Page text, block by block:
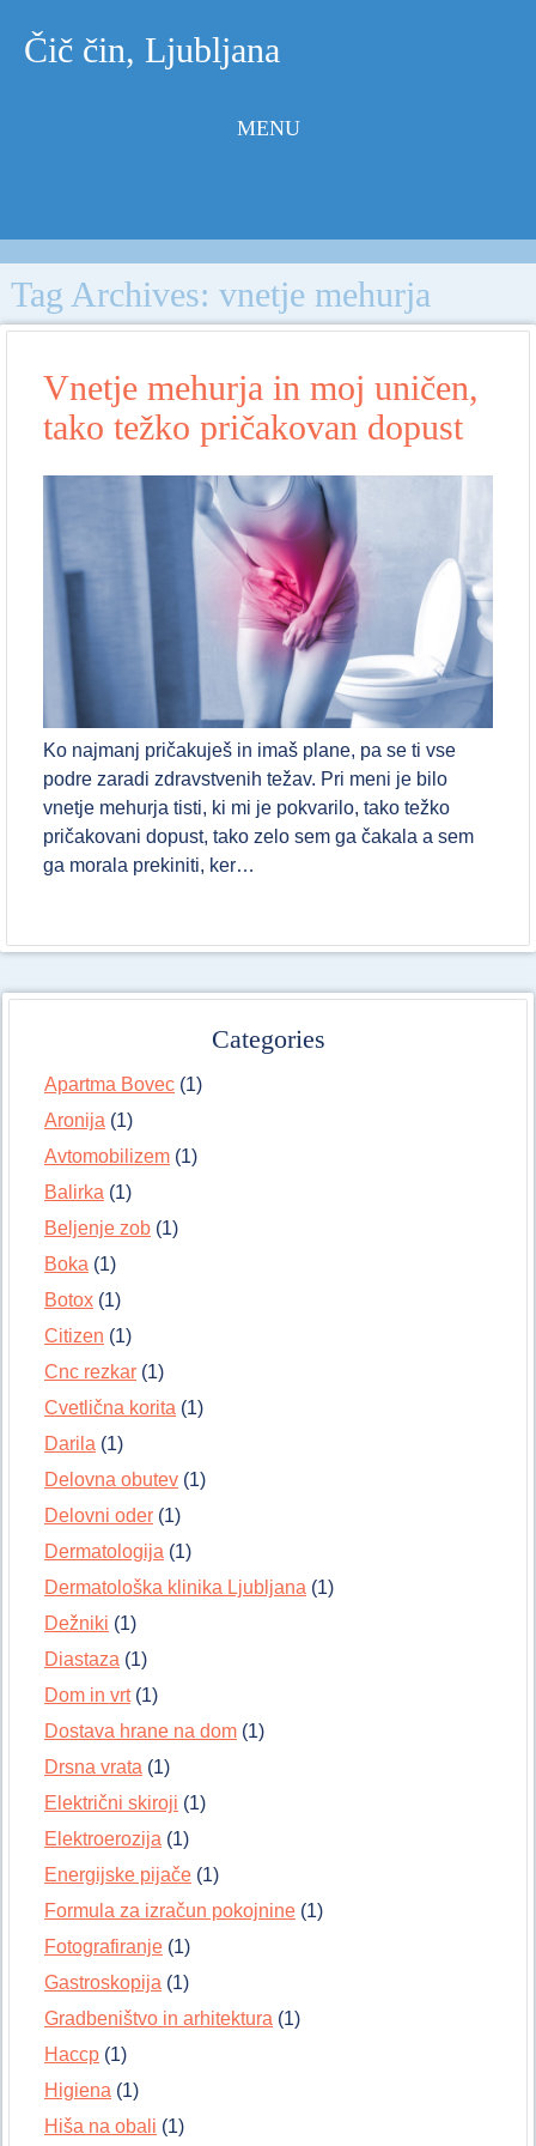
Čič čin, Ljubljana
MENU
Tag Archives: vnetje mehurja
Vnetje mehurja in moj uničen,
tako težko pričakovan dopust
Ko najmanj pričakuješ in imaš plane, pa se ti vse
podre zaradi zdravstvenih težav. Pri meni je bilo
vnetje mehurja tisti, ki mi je pokvarilo, tako težko
pričakovani dopust, tako zelo sem ga čakala a sem
ga morala prekiniti, ker…
Categories
Apartma Bovec (1)
Aronija (1)
Avtomobilizem (1)
Balirka (1)
Beljenje zob (1)
Boka (1)
Botox (1)
Citizen (1)
Cnc rezkar (1)
Cvetlična korita (1)
Darila (1)
Delovna obutev (1)
Delovni oder (1)
Dermatologija (1)
Dermatološka klinika Ljubljana (1)
Dežniki (1)
Diastaza (1)
Dom in vrt(1)
Dostava hrane na dom (1)
Drsna vrata (1)
Električni skiroji (1)
Elektroerozija (1)
Energijske pijače (1)
Formula za izračun pokojnine (1)
Fotografiranje (1)
Gastroskopija (1)
Gradbeništvo in arhitektura (1)
Haccp (1)
Higiena (1)
Hiša na obali (1)